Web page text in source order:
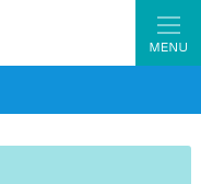
ごとはお見積り無料の当社へ。
ターならネクサス